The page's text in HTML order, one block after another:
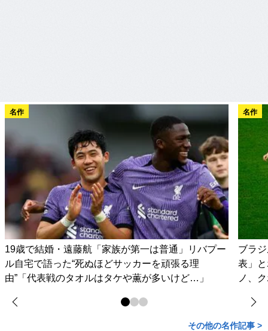
名作
19歳で結婚・遠藤航「家族が第一は普通」リバプー
ル自宅で語った“死ぬほどサッカーを頑張る理
由”「代表戦のタオルはタケや薫が多いけど…」
名作
ブラ
表」
ノ、
その他の名作記事 >